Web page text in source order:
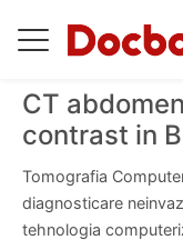
CT
contrast in
Tomografia
diagnosticare
tehnologia